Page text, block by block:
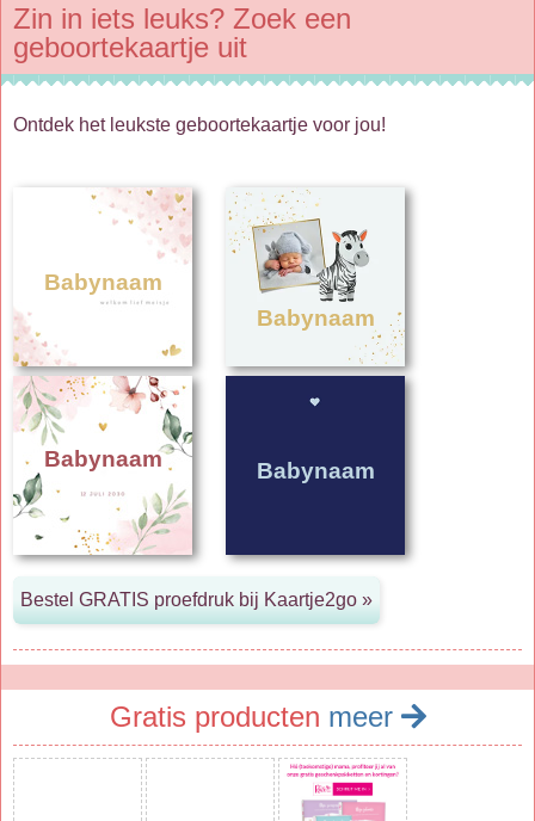
Zin in iets leuks? Zoek een
geboortekaartje uit
Ontdek het leukste geboortekaartje voor jou!
Babynaam
Babynaam
Babynaam Babynaam
Gratis producten meer